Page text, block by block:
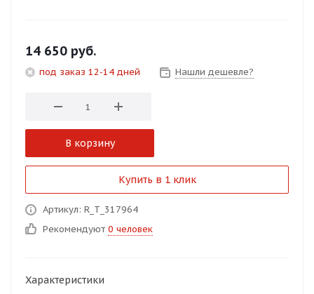
14 650 руб.
под заказ 12-14 дней Нашли дешевле?
В корзину
Купить в 1 клик
Артикул: R_T_317964
Рекомендуют 0 человек
Характеристики
Оставшиеся 75
% будут
% каждые 2 недели
об оплате Плайтом